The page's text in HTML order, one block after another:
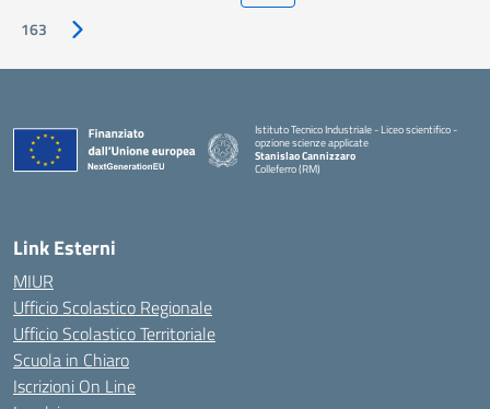
163
Pagina successiva
Istituto Tecnico Industriale - Liceo scientifico -
opzione scienze applicate
Stanislao Cannizzaro
Colleferro (RM)
Link Esterni
MIUR
Ufficio Scolastico Regionale
Ufficio Scolastico Territoriale
Scuola in Chiaro
Iscrizioni On Line